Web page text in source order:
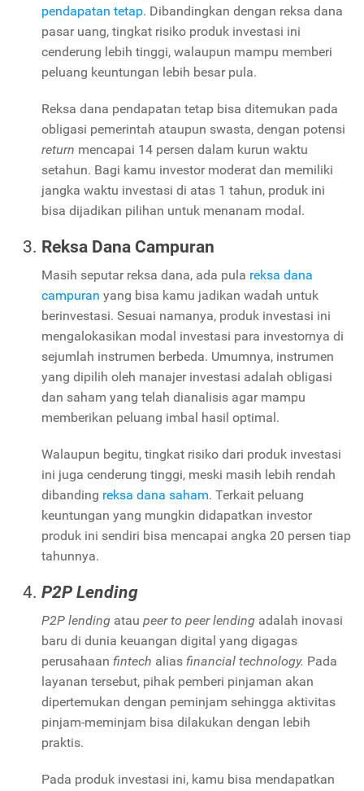
pendapatan tetap. Dibandingkan dengan reksa dana
pasar uang, tingkat risiko produk investasi ini
cenderung lebih tinggi, walaupun mampu memberi
peluang keuntungan lebih besar pula.
Reksa dana pendapatan tetap bisa ditemukan pada
obligasi pemerintah ataupun swasta, dengan potensi
return mencapai 14 persen dalam kurun waktu
setahun. Bagi kamu investor moderat dan memiliki
jangka waktu investasi di atas 1 tahun, produk ini
bisa dijadikan pilihan untuk menanam modal.
Reksa Dana Campuran
Masih seputar reksa dana, ada pula reksa dana
campuran yang bisa kamu jadikan wadah untuk
berinvestasi. Sesuai namanya, produk investasi ini
mengalokasikan modal investasi para investornya di
sejumlah instrumen berbeda. Umumnya, instrumen
yang dipilih oleh manajer investasi adalah obligasi
dan saham yang telah dianalisis agar mampu
memberikan peluang imbal hasil optimal.
Walaupun begitu, tingkat risiko dari produk investasi
ini juga cenderung tinggi, meski masih lebih rendah
dibanding reksa dana saham. Terkait peluang
keuntungan yang mungkin didapatkan investor
produk ini sendiri bisa mencapai angka 20 persen tiap
tahunnya.
P2P Lending
P2P lending atau peer to peer lending adalah inovasi
baru di dunia keuangan digital yang digagas
perusahaan fintech alias financial technology. Pada
layanan tersebut, pihak pemberi pinjaman akan
dipertemukan dengan peminjam sehingga aktivitas
pinjam-meminjam bisa dilakukan dengan lebih
praktis.
Pada produk investasi ini, kamu bisa mendapatkan